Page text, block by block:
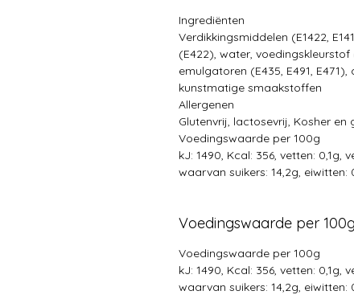
Ingrediënten
Verdikkingsmiddelen (E1422,
(E422), water, voedingskleurstof
emulgatoren (E435, E491,
kunstmatige smaakstoffen
Allergenen
Glutenvrij, lactosevrij, Kosher en
Voedingswaarde per 100g
kJ: 1490, Kcal: 356, vetten: 0,1g,
waarvan suikers: 14,2g, eiwitten:
Voedingswaarde per 100g
Voedingswaarde per 100g
kJ: 1490, Kcal: 356, vetten: 0,1g,
waarvan suikers: 14,2g, eiwitten: